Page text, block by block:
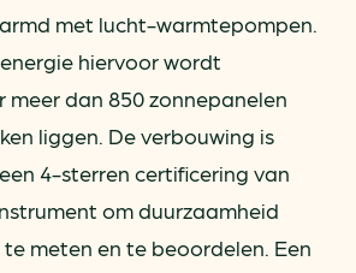
met lucht-warmtepompen.
hiervoor wordt
dan 850 zonnepanelen
liggen. De verbouwing is
4-sterren certificering van
om duurzaamheid
meten en te beoordelen. Een